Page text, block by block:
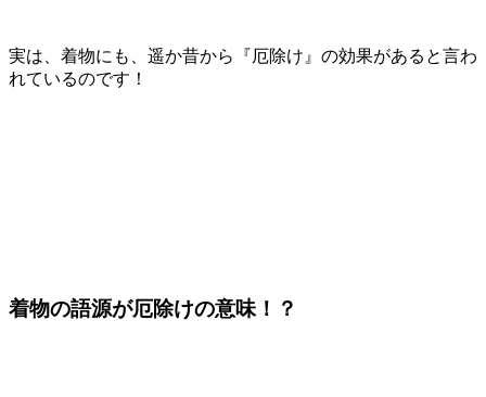
実は、着物にも、遥か昔から『厄除け』の効果があると言わ
れているのです！
着物の語源が厄除けの意味！？